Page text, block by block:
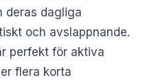
deras dagliga
och avslappnande.
perfekt för aktiva
flera korta